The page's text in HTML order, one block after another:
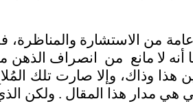
من الاستشارة والمناظرة،
لا مانع من
انصراف الذهن
هذا وذاك، وإلا صارت تلك
مدار هذا المقال . ولكن